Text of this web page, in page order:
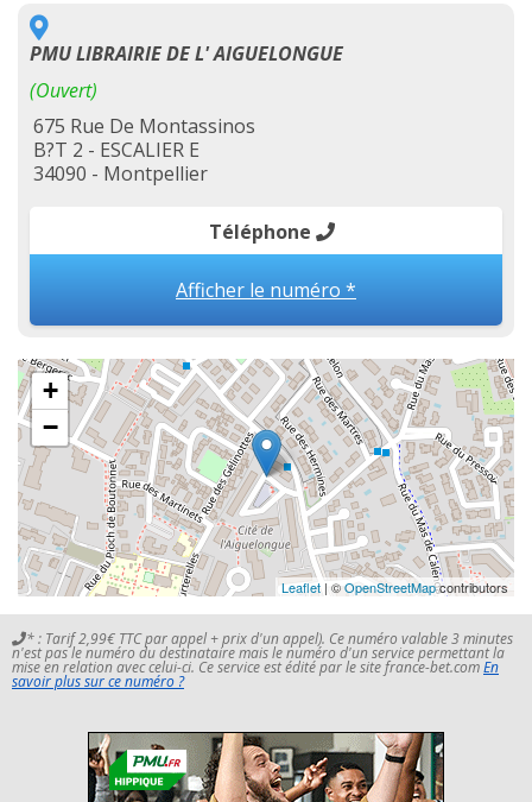
PMU LIBRAIRIE DE L' AIGUELONGUE
(Ouvert)
675 Rue De Montassinos
B?T 2 - ESCALIER E
34090 - Montpellier
Téléphone
Afficher le numéro *
+
−
Leaflet | ©OpenStreetMapcontributors
* : Tarif 2,99€ TTC par appel + prix d'un appel). Ce numéro valable 3 minutes
n'est pas le numéro du destinataire mais le numéro d'un service permettant la
mise en relation avec celui-ci. Ce service est édité par le site france-bet.comEn
savoir plus sur ce numéro ?